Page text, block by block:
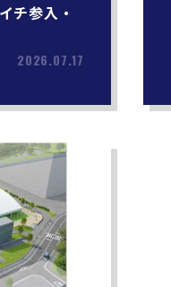
チ参入・
2026.07.17